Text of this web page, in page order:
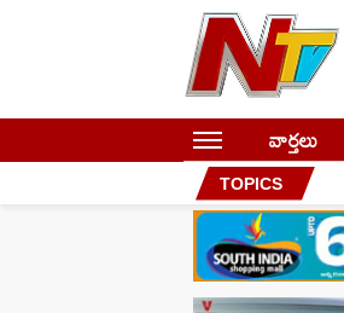
వార్తలు
TOPICS